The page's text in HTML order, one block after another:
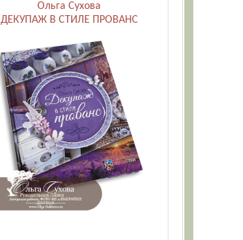
Ольга Сухова
ДЕКУПАЖ В СТИЛЕ ПРОВАНС